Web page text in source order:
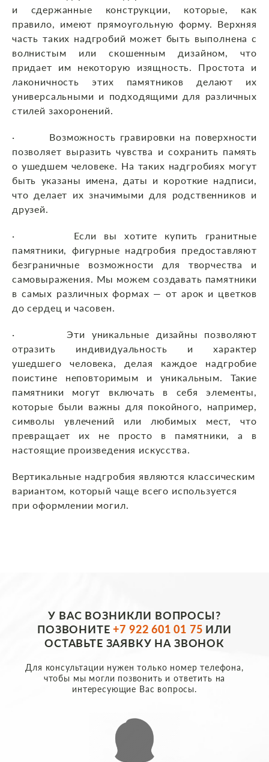
и сдержанные конструкции, которые, как
правило, имеют прямоугольную форму. Верхняя
часть таких надгробий может быть выполнена с
волнистым или скошенным дизайном, что
придает им некоторую изящность. Простота и
лаконичность этих памятников делают их
универсальными и подходящими для различных
стилей захоронений.
· Возможность гравировки на поверхности
позволяет выразить чувства и сохранить память
о ушедшем человеке. На таких надгробиях могут
быть указаны имена, даты и короткие надписи,
что делает их значимыми для родственников и
друзей.
· Если вы хотите купить гранитные
памятники, фигурные надгробия предоставляют
безграничные возможности для творчества и
самовыражения. Мы можем создавать памятники
в самых различных формах — от арок и цветков
до сердец и часовен.
· Эти уникальные дизайны позволяют
отразить индивидуальность и характер
ушедшего человека, делая каждое надгробие
поистине неповторимым и уникальным. Такие
памятники могут включать в себя элементы,
которые были важны для покойного, например,
символы увлечений или любимых мест, что
превращает их не просто в памятники, а в
настоящие произведения искусства.
Вертикальные надгробия являются классическим
вариантом, который чаще всего используется
при оформлении могил.
У ВАС ВОЗНИКЛИ ВОПРОСЫ?
ПОЗВОНИТЕ+7 922 601 01 75 ИЛИ
ОСТАВЬТЕ ЗАЯВКУ НА ЗВОНОК
Для консультации нужен только номер телефона,
чтобы мы могли позвонить и ответить на
интересующие Вас вопросы.